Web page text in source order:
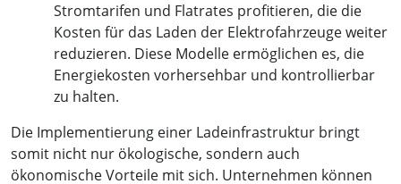
Stromtarifen und Flatrates profitieren, die die
Kosten für das Laden der Elektrofahrzeuge weiter
reduzieren. Diese Modelle ermöglichen es, die
Energiekosten vorhersehbar und kontrollierbar
zu halten.
Die Implementierung einer Ladeinfrastruktur bringt
somit nicht nur ökologische, sondern auch
ökonomische Vorteile mit sich. Unternehmen können